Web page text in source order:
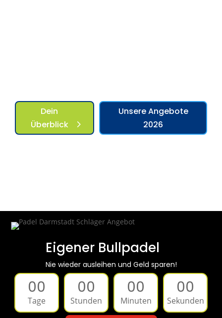
Dein
Überblick
Unsere Angebote
2026
Eigener Bullpadel
Nie wieder ausleihen und Geld sparen!
00
Tage
00
Stunden
00
Minuten
00
Sekunden